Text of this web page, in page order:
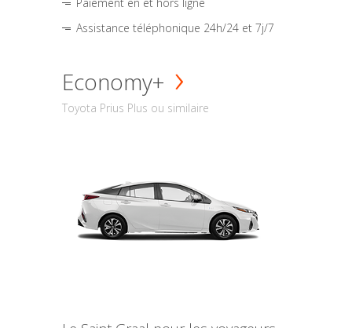
Assistance téléphonique 24h/24 et 7j/7
Economy+
Toyota Prius Plus ou similaire